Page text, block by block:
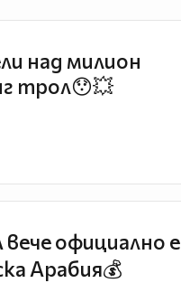
над милион
трол😯💥
официално е
Арабия💰